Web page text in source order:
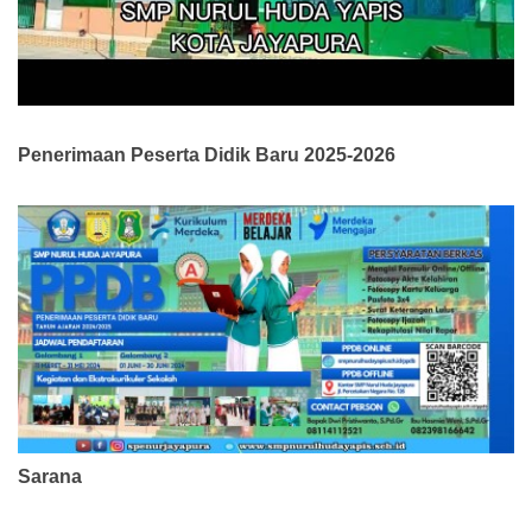
Penerimaan Peserta Didik Baru 2025-2026
Sarana